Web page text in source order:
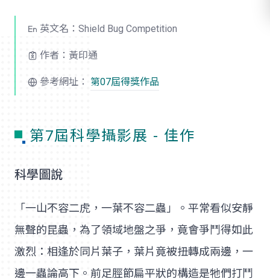
英文名：Shield Bug Competition
作者：黃印通
參考網址： 第07屆得獎作品
第7屆科學攝影展 - 佳作
科學圖說
「一山不容二虎，一葉不容二蟲」。平常看似安靜
無聲的昆蟲，為了領域地盤之爭，竟會爭鬥得如此
激烈：相逢於同片葉子，葉片竟被扭轉成兩邊，一
邊一蟲論高下。前足脛節扁平狀的構造是牠們打鬥